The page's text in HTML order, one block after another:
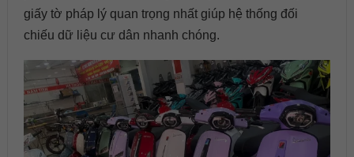
giấy tờ pháp lý quan trọng nhất giúp hệ thống đối
chiếu dữ liệu cư dân nhanh chóng.